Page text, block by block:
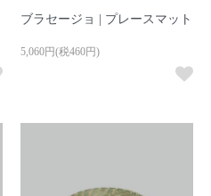
ブラセージョ | プレースマット
5,060円(税460円)